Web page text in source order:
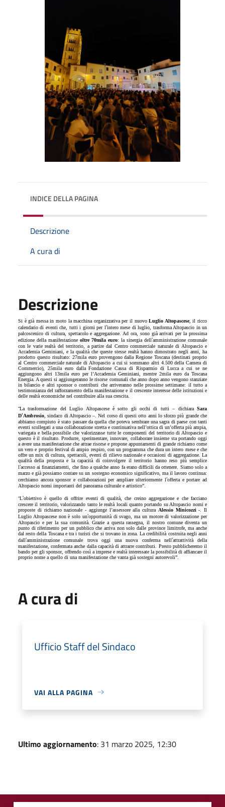
INDICE DELLA PAGINA
Descrizione
A cura di
Descrizione
Si è già messa in moto la macchina organizzativa per il nuovoLuglio Altopascese, il ricco
calendario di eventi che, tutti i giorni per l’intero mese di luglio, trasforma Altopascio in un
palcoscenico di cultura, spettacolo e aggregazione. Ad ora, sono già arrivati per la prossima
edizione della manifestazione oltre 70mila euro: la sinergia dell’amministrazione comunale
con le varie realtà del territorio, a partire dal Centro commerciale naturale di Altopascio e
Accademia Geminiani, e la qualità che queste stesse realtà hanno dimostrato negli anni, ha
prodotto questo risultato: 27mila euro provengono dalla Regione Toscana (destinati proprio
al Centro commerciale naturale di Altopascio a cui si sommano altri 4.500 della Camera di
Commercio), 25mila euro dalla Fondazione Cassa di Risparmio di Lucca a cui se ne
aggiungono altri 13mila euro per l’Accademia Geminiani, mentre 2mila euro da Toscana
Energia. A questi si aggiungeranno le risorse comunali che anno dopo anno vengono stanziate
in bilancio e altri sponsor o contributi che arriveranno nelle prossime settimane: il tutto a
testimonianza del rafforzamento della manifestazione e il crescente interesse delle istituzioni e
delle realtà economiche nel contribuire alla sua crescita.
“La trasformazione del Luglio Altopascese è sotto gli occhi di tutti – dichiara Sara
D’Ambrosio , sindaco di Altopascio –. Nel corso di questi otto anni lo sforzo più grande che
abbiamo compiuto è stato passare da quella che poteva sembrare una sagra di paese con tanti
eventi scollegati a una collaborazione stretta e continuativa nell’ottica di un’offerta più ampia,
variegata e bella possibile che valorizzasse tutte le componenti del territorio di Altopascio e
questo è il risultato. Produrre, sperimentare, innovare, collaborare insieme sta portando oggi
a avere una manifestazione che attrae risorse e propone appuntamenti di grande richiamo come
un vero e proprio festival di ampio respiro, con un programma che dura un intero mese e che
offre un mix di cultura, spettacoli, eventi di rilievo nazionale e occasioni di aggregazione. La
qualità della proposta e la capacità di coinvolgere il territorio hanno reso più semplice
l’accesso ai finanziamenti, che fino a qualche anno fa erano difficili da ottenere. Siamo solo a
marzo e già possiamo contare su un sostegno economico significativo, ma il lavoro continua:
cerchiamo ancora sponsor e collaborazioni per ampliare ulteriormente l’offerta e portare ad
Altopascio nomi importanti del panorama culturale e artistico”.
“L’obiettivo è quello di offrire eventi di qualità, che creino aggregazione e che facciano
crescere il territorio, valorizzando tanto le realtà locali quanto portando su Altopascio nomi e
proposte di richiamo nazionale - aggiunge l’assessore alla cultura Alessio Minicozzi-. Il
Luglio Altopascese non è solo un’opportunità di svago, ma un motore di valorizzazione per
Altopascio e per la sua comunità. Grazie a questa rassegna, il nostro comune diventa un
punto di riferimento per un pubblico che arriva non solo dalle province limitrofe, ma anche
dal resto della Toscana e tra i turisti che si trovano in zona. La credibilità costruita negli anni
dall’amministrazione comunale trova oggi una nuova conferma nell’attrattività della
manifestazione, confermata anche dalla capacità di attrarre contributi. Presto pubblicheremo il
bando per gli sponsor, offrendo così a imprese e realtà interessate la possibilità di affiancare il
proprio nome a quello di una manifestazione che vanta già sostegni autorevoli”.
A cura di
Ufficio Staff del Sindaco
VAI ALLA PAGINA
Ultimo aggiornamento: 31 marzo 2025, 12:30